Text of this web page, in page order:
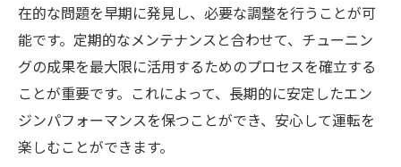
在的な問題を早期に発見し、必要な調整を行うことが可
能です。定期的なメンテナンスと合わせて、チューニン
グの成果を最大限に活用するためのプロセスを確立する
ことが重要です。これによって、長期的に安定したエン
ジンパフォーマンスを保つことができ、安心して運転を
楽しむことができます。